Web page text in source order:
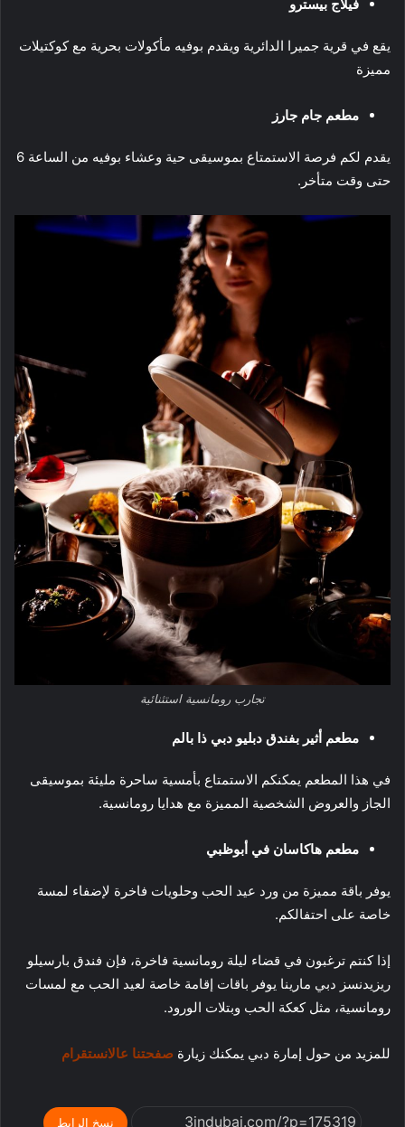
فيلاج بيسترو
يقع في قرية جميرا الدائرية ويقدم بوفيه مأكولات بحرية مع كوكتيلات
مميزة
مطعم جام جارز
يقدم لكم فرصة الاستمتاع بموسيقى حية وعشاء بوفيه من الساعة 6
حتى وقت متأخر.
تجارب رومانسية استثنائية
مطعم أثير بفندق دبليو دبي ذا بالم
في هذا المطعم يمكنكم الاستمتاع بأمسية ساحرة مليئة بموسيقى
الجاز والعروض الشخصية المميزة مع هدايا رومانسية.
مطعم هاكاسان في أبوظبي
يوفر باقة مميزة من ورد عيد الحب وحلويات فاخرة لإضفاء لمسة
خاصة على احتفالكم.
إذا كنتم ترغبون في قضاء ليلة رومانسية فاخرة، فإن فندق بارسيلو
ريزيدنسز دبي مارينا يوفر باقات إقامة خاصة لعيد الحب مع لمسات
رومانسية، مثل كعكة الحب وبتلات الورود.
للمزيد من حول إمارة دبي يمكنك زيارة صفحتنا عالانستقرام
نسخ الرابط